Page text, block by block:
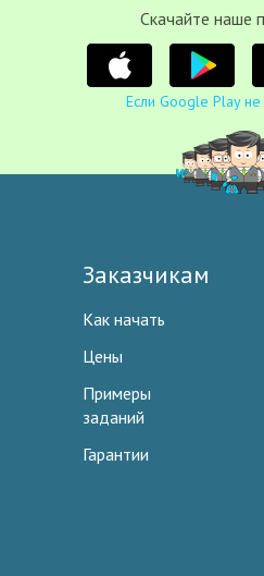
Cкачайте наше
Если Google Play не
Заказчикам
Как начать
Цены
Примеры
заданий
Гарантии